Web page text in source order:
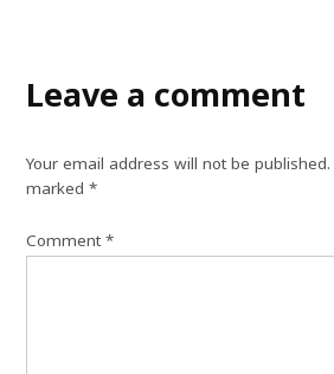
Leave a comment
Your email address will not be published.
marked*
Comment*